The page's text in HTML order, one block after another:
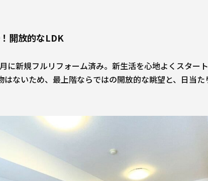
開放的なLDK
に新規フルリフォーム済み。新生活を心地よくスタート
はないため、最上階ならではの開放的な眺望と、日当